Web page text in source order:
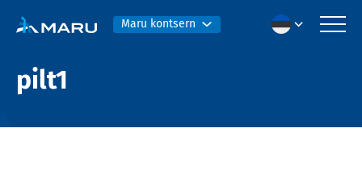
Maru kontsern
pilt1